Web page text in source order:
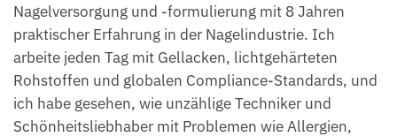
Nagelversorgung und -formulierung mit 8 Jahren
praktischer Erfahrung in der Nagelindustrie. Ich
arbeite jeden Tag mit Gellacken, lichtgehärteten
Rohstoffen und globalen Compliance-Standards, und
ich habe gesehen, wie unzählige Techniker und
Schönheitsliebhaber mit Problemen wie Allergien,